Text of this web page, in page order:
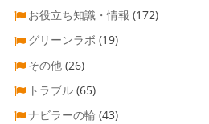
お役立ち知識・情報 (172)
グリーンラボ (19)
その他 (26)
トラブル (65)
ナビラーの輪 (43)